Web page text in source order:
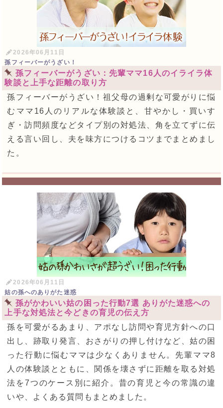
2026年06月11日
孫フィーバーがうざい！
孫フィーバーがうざい：先輩ママ16人のイライラ体
験談と上手な距離の取り方
孫フィーバーがうざい！祖父母の過剰な可愛がりに悩
むママ16人のリアルな体験談と、甘やかし・買いす
ぎ・訪問頻度などタイプ別の対処法、角を立てずに伝
える言い回し、夫を味方につけるコツまでまとめまし
た。
2026年06月11日
姑の孫へのありがた迷惑
孫がかわいい姑の困った行動7選 ありがた迷惑への
上手な対処法と今どきの育児の伝え方
孫を可愛がるあまり、アポなし訪問や育児方針への口
出し、跡取り発言、おさがりの押し付けなど、姑の困
った行動に悩むママは少なくありません。先輩ママ8
人の体験談とともに、関係を壊さずに距離を取る対処
法を7つのケース別に紹介。昔の育児と今の常識の違
いや、よくある質問もまとめました。